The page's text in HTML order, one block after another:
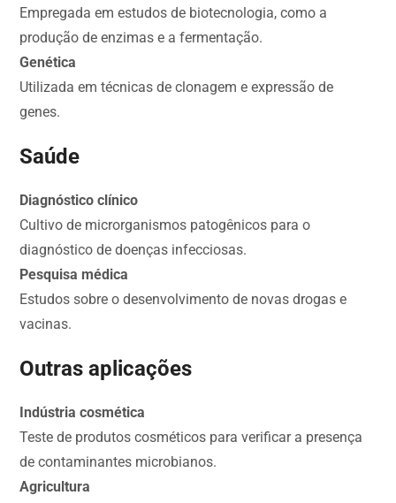
Empregada em estudos de biotecnologia, como a
produção de enzimas e a fermentação.
Genética
Utilizada em técnicas de clonagem e expressão de
genes.
Saúde
Diagnóstico clínico
Cultivo de microrganismos patogênicos para o
diagnóstico de doenças infecciosas.
Pesquisa médica
Estudos sobre o desenvolvimento de novas drogas e
vacinas.
Outras aplicações
Indústria cosmética
Teste de produtos cosméticos para verificar a presença
de contaminantes microbianos.
Agricultura